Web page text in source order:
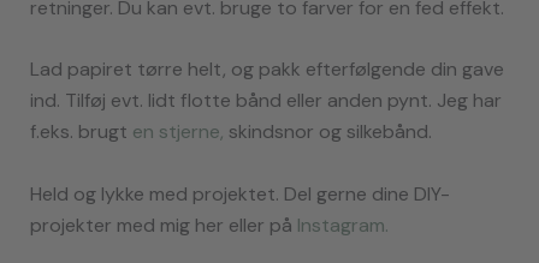
retninger. Du kan evt. bruge to farver for en fed effekt.
Lad papiret tørre helt, og pakk efterfølgende din gave
ind. Tilføj evt. lidt flotte bånd eller anden pynt. Jeg har
f.eks. brugt en stjerne, skindsnor og silkebånd.
Held og lykke med projektet. Del gerne dine DIY-
projekter med mig her eller på Instagram.